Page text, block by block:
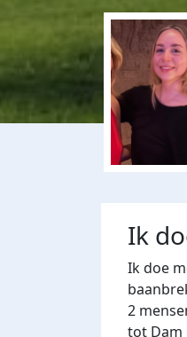
Ik
Ik doe
2
tot Dam